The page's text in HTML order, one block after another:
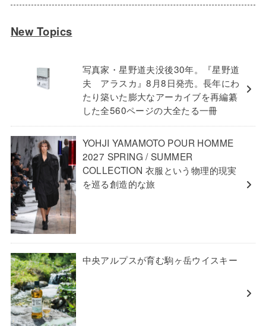
New Topics
写真家・星野道夫没後30年。『星野道
夫 アラスカ』8月8日発売。長年にわ
たり築いた膨大なアーカイブを再編纂
した全560ページの大全たる一冊
YOHJI YAMAMOTO POUR HOMME
2027 SPRING / SUMMER
COLLECTION 衣服という物理的現実
を巡る創造的な旅
中央アルプスが育む駒ヶ岳ウイスキー